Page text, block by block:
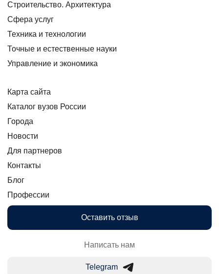
Строительство. Архитектура
Сфера услуг
Техника и технологии
Точные и естественные науки
Управление и экономика
Карта сайта
Каталог вузов России
Города
Новости
Для партнеров
Контакты
Блог
Профессии
Оставить отзыв
Написать нам
Telegram